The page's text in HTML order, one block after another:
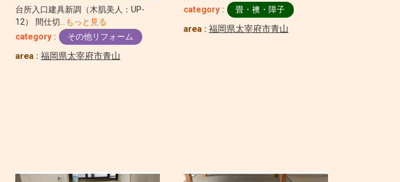
台所入口建具新調（木肌美人：UP-
12） 間仕切 …もっと見る
category :
その他リフォーム
area : 福岡県太宰府市青山
category :
畳・襖・障子
area : 福岡県太宰府市青山